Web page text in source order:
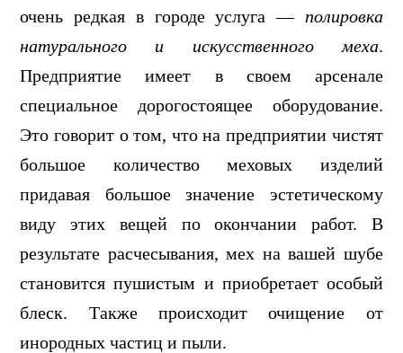
очень редкая в городе услуга — полировка
натурального и искусственного меха.
Предприятие имеет в своем арсенале
специальное дорогостоящее оборудование.
Это говорит о том, что на предприятии чистят
большое количество меховых изделий
придавая большое значение эстетическому
виду этих вещей по окончании работ. В
результате расчесывания, мех на вашей шубе
становится пушистым и приобретает особый
блеск. Также происходит очищение от
инородных частиц и пыли.